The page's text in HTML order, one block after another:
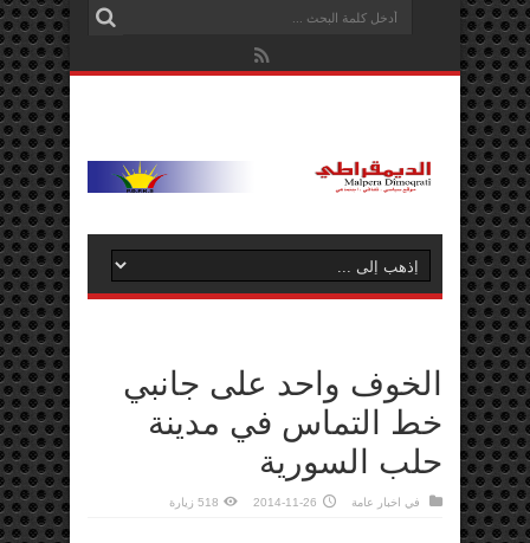
الخوف واحد على جانبي
خط التماس في مدينة
حلب السورية
في اخبار عامة 2014-11-26 518 زيارة